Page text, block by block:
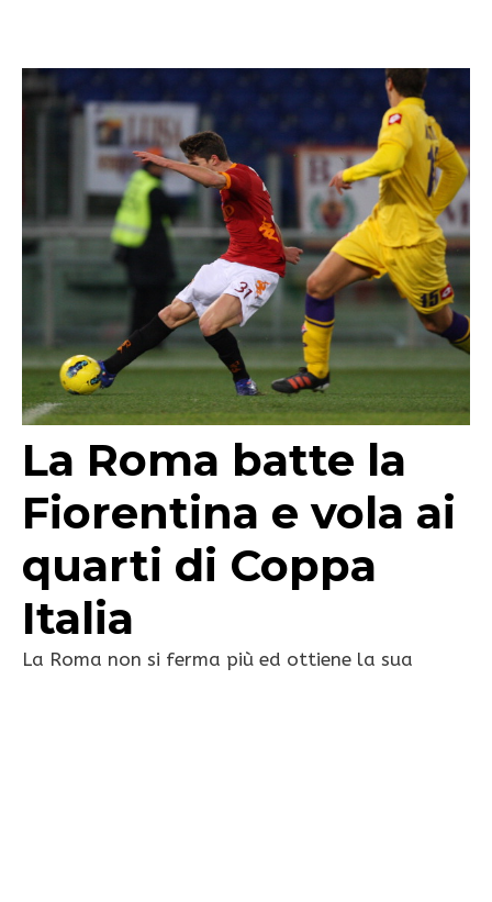
La Roma batte la
Fiorentina e vola ai
quarti di Coppa
Italia
La Roma non si ferma più ed ottiene la sua